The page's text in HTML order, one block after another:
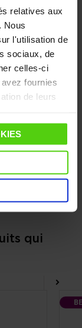
relatives aux
Nous
l'utilisation de
sociaux, de
celles-ci
fournies
de leurs
qui